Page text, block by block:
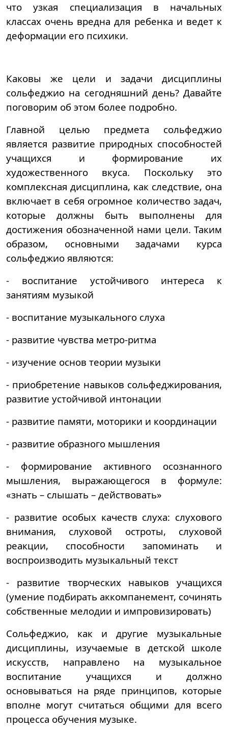
что узкая специализация в начальных
классах очень вредна для ребенка и ведет к
деформации его психики.
Каковы же цели и задачи дисциплины
сольфеджио на сегодняшний день? Давайте
поговорим об этом более подробно.
Главной целью предмета сольфеджио
является развитие природных способностей
учащихся и формирование их
художественного вкуса. Поскольку это
комплексная дисциплина, как следствие, она
включает в себя огромное количество задач,
которые должны быть выполнены для
достижения обозначенной нами цели. Таким
образом, основными задачами курса
сольфеджио являются:
- воспитание устойчивого интереса к
занятиям музыкой
- воспитание музыкального слуха
- развитие чувства метро-ритма
- изучение основ теории музыки
- приобретение навыков сольфеджирования,
развитие устойчивой интонации
- развитие памяти, моторики и координации
- развитие образного мышления
- формирование активного осознанного
мышления, выражающегося в формуле:
«знать – слышать – действовать»
- развитие особых качеств слуха: слухового
внимания, слуховой остроты, слуховой
реакции, способности запоминать и
воспроизводить музыкальный текст
- развитие творческих навыков учащихся
(умение подбирать аккомпанемент, сочинять
собственные мелодии и импровизировать)
Сольфеджио, как и другие музыкальные
дисциплины, изучаемые в детской школе
искусств, направлено на музыкальное
воспитание учащихся и должно
основываться на ряде принципов, которые
вполне могут считаться общими для всего
процесса обучения музыке.